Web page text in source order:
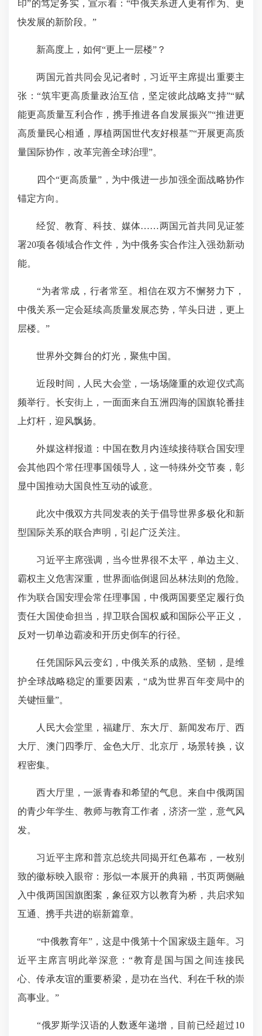
印”的笃定务实，宣示着：“中俄关系进入更有作为、更
快发展的新阶段。”
新高度上，如何“更上一层楼”？
两国元首共同会见记者时，习近平主席提出重要主
张：“筑牢更高质量政治互信，坚定彼此战略支持”“赋
能更高质量互利合作，携手推进各自发展振兴”“推进更
高质量民心相通，厚植两国世代友好根基”“开展更高质
量国际协作，改革完善全球治理”。
四个“更高质量”，为中俄进一步加强全面战略协作
锚定方向。
经贸、教育、科技、媒体……两国元首共同见证签
署20项各领域合作文件，为中俄务实合作注入强劲新动
能。
“为者常成， 行者常至 。相信在双方不懈努力下，
中俄关系一定会延续高质量发展态势，竿头日进，更上
层楼。”
世界外交舞台的灯光，聚焦中国。
近段时间，人民大会堂，一场场隆重的欢迎仪式高
频举行。长安街上，一面面来自五洲四海的国旗轮番挂
上灯杆，迎风飘扬。
外媒这样报道：中国在数月内连续接待联合国安理
会其他四个常任理事国领导人，这一特殊外交节奏，彰
显中国推动大国良性互动的诚意。
此次中俄双方共同发表的关于倡导世界多极化和新
型国际关系的联合声明，引起广泛关注。
习近平主席强调，当今世界很不太平，单边主义、
霸权主义危害深重，世界面临倒退回丛林法则的危险。
作为联合国安理会常任理事国，中俄两国要坚定履行负
责任大国使命担当，捍卫联合国权威和国际公平正义，
反对一切单边霸凌和开历史倒车的行径。
任凭国际风云变幻，中俄关系的成熟、坚韧，是维
护全球战略稳定的重要因素，“成为世界百年变局中的
关键恒量”。
人民大会堂里，福建厅、东大厅、新闻发布厅、西
大厅、澳门四季厅、金色大厅、北京厅，场景转换，议
程密集。
西大厅里，一派青春和希望的气息。来自中俄两国
的青少年学生、教师与教育工作者，济济一堂，意气风
发。
习近平主席和普京总统共同揭开红色幕布，一枚别
致的徽标映入眼帘：形似一本展开的典籍，书页两侧融
入中俄两国国旗图案，象征双方以教育为桥 ，共启求知
互通、携手共进的崭新篇章。
“中俄教育年”，这是中俄第十个国家级主题年。习
近平主席言明此举深意：“教育是国与国之间连接民
心、传承友谊的重要桥梁，是功在当代、利在千秋的崇
高事业。”
“俄罗斯学汉语的人数逐年递增，目前已经超过10